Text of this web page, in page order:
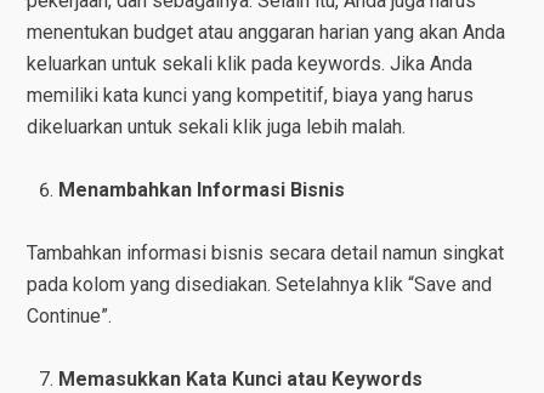
menentukan budget atau anggaran harian yang akan Anda
keluarkan untuk sekali klik pada keywords. Jika Anda
memiliki kata kunci yang kompetitif, biaya yang harus
dikeluarkan untuk sekali klik juga lebih malah.
Menambahkan Informasi Bisnis
Tambahkan informasi bisnis secara detail namun singkat
pada kolom yang disediakan. Setelahnya klik “Save and
Continue”.
Memasukkan Kata Kunci atau Keywords